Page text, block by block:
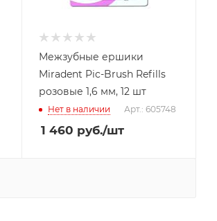
Межзубные ершики
Miradent Pic-Brush Refills
розовые 1,6 мм, 12 шт
Нет в наличии Арт.: 605748
1 460 руб./шт